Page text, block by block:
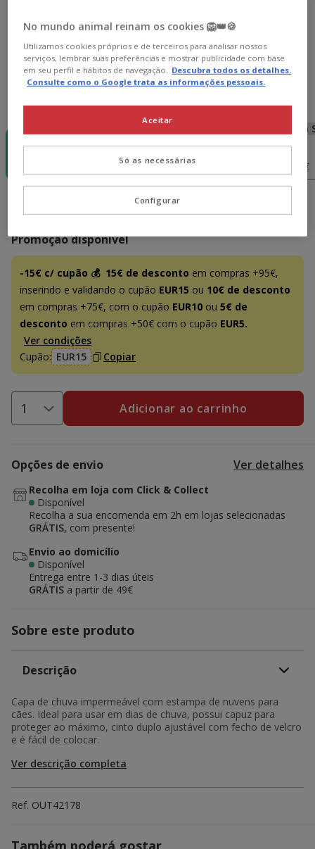
Tamanho:XXS Guia de tamanhos
15.99€ 17.99€ 19.99€
Promoção disponível
-15€ c/ cupão 💰 15€ de desconto em compras +95€,
inserindo e validando o cupão EUR15 ou 10€ de desconto
em compras +75€, com o cupão EUR10 ou 5€ de
desconto em compras +50€ com o cupão EUR5.
Ver condições
Cupão: EUR15 Copiar
Adicionar ao carrinho
Opções de envio Ver detalhes
Recolha em loja com Click & Collect
Disponível
Recolha a sua encomenda em 2h em lojas selecionadas
GRÁTIS, com presente!
Envio ao domicílio
Disponível
Entrega entre 1-3 dias úteis
GRÁTIS a partir de 49€
Sobre este produto
Descrição
Capa de chuva impermeável com estampa de nuvens para
cães. Ideal para usar em dias de chuva, possui capuz para
proteger ao máximo, cinto duplo ajustável com fecho de velcro
e é fácil de colocar.
Ver descrição completa
Ref. OUT42178
Também poderá gostar
No mundo animal reinam os cookies 🦁👑🍪
Utilizamos cookies próprios e de terceiros para analisar nossos
serviços, lembrar suas preferências e mostrar publicidade com base
em seu perfil e hábitos de navegação. Descubra todos os detalhes.
Consulte como o Google trata as informações pessoais.
Só as necessárias
Aceitar
Configurar